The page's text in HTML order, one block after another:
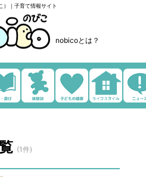
）｜子育て情報サイト
nobicoとは？
(1件)